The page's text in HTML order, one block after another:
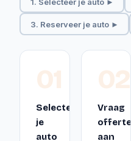
3. Reserveer je auto ►
01
Selecteer
je
auto
02
Vraag
offerte
aan